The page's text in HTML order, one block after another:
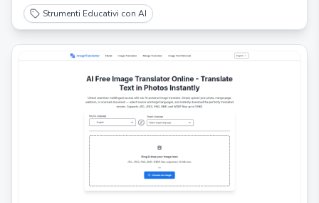
流。
Strumenti Educativi con AI